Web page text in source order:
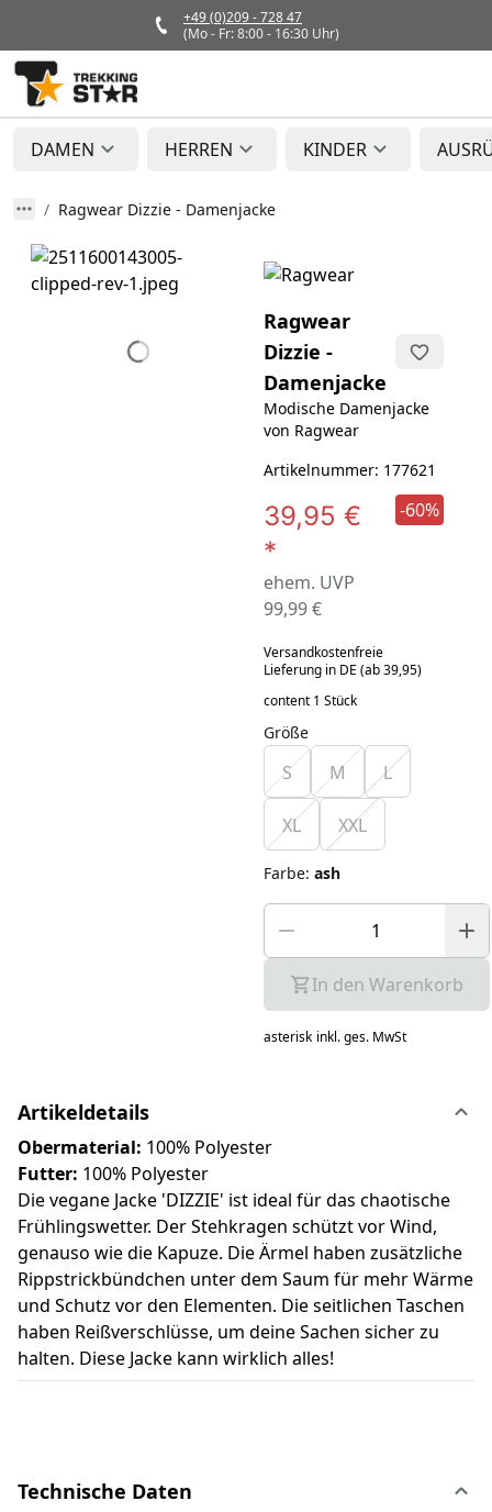
+49 (0)209 - 728 47
(Mo - Fr: 8:00 - 16:30 Uhr)
DAMEN HERREN KINDER
Ragwear Dizzie - Damenjacke
Ragwear
Dizzie -
Damenjacke
Modische Damenjacke
von Ragwear
Artikelnummer: 177621
39,95 €
*
ehem. UVP
99,99 €
-60%
Versandkostenfreie
Lieferung in DE (ab 39,95)
content 1 Stück
Größe
S M L
XL XXL
Farbe: ash
In den Warenkorb
asterisk inkl. ges. MwSt
Artikeldetails
Obermaterial: 100% Polyester
Futter: 100% Polyester
Die vegane Jacke 'DIZZIE' ist ideal für das chaotische
Frühlingswetter. Der Stehkragen schützt vor Wind,
genauso wie die Kapuze. Die Ärmel haben zusätzliche
Rippstrickbündchen unter dem Saum für mehr Wärme
und Schutz vor den Elementen. Die seitlichen Taschen
haben Reißverschlüsse, um deine Sachen sicher zu
halten. Diese Jacke kann wirklich alles!
Technische Daten